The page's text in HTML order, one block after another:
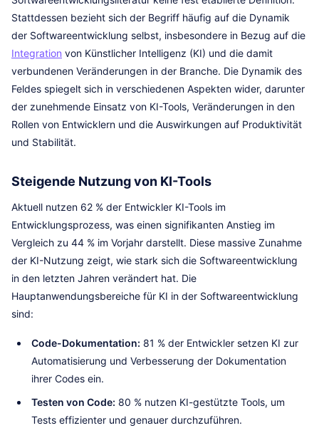
Stattdessen bezieht sich der Begriff häufig auf die Dynamik
der Softwareentwicklung selbst, insbesondere in Bezug auf die
Integration von Künstlicher Intelligenz (KI) und die damit
verbundenen Veränderungen in der Branche. Die Dynamik des
Feldes spiegelt sich in verschiedenen Aspekten wider, darunter
der zunehmende Einsatz von KI-Tools, Veränderungen in den
Rollen von Entwicklern und die Auswirkungen auf Produktivität
und Stabilität.
Steigende Nutzung von KI-Tools
Aktuell nutzen 62 % der Entwickler KI-Tools im
Entwicklungsprozess, was einen signifikanten Anstieg im
Vergleich zu 44 % im Vorjahr darstellt. Diese massive Zunahme
der KI-Nutzung zeigt, wie stark sich die Softwareentwicklung
in den letzten Jahren verändert hat. Die
Hauptanwendungsbereiche für KI in der Softwareentwicklung
sind:
Code-Dokumentation: 81 % der Entwickler setzen KI zur
Automatisierung und Verbesserung der Dokumentation
ihrer Codes ein.
Testen von Code: 80 % nutzen KI-gestützte Tools, um
Tests effizienter und genauer durchzuführen.